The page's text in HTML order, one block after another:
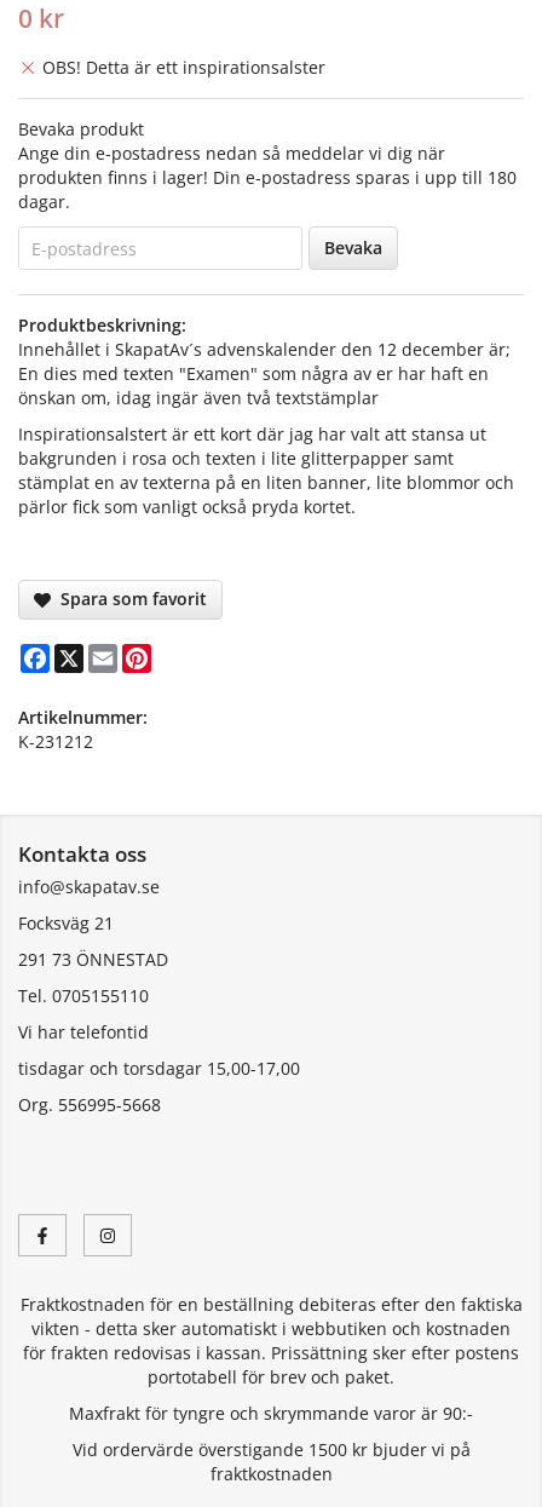
0 kr
OBS! Detta är ett inspirationsalster
Bevaka produkt
Ange din e-postadress nedan så meddelar vi dig när
produkten finns i lager! Din e-postadress sparas i upp till 180
dagar.
Bevaka
Produktbeskrivning:
Innehållet i SkapatAv´s advenskalender den 12 december är;
En dies med texten "Examen" som några av er har haft en
önskan om, idag ingär även två textstämplar
Inspirationsalstert är ett kort där jag har valt att stansa ut
bakgrunden i rosa och texten i lite glitterpapper samt
stämplat en av texterna på en liten banner, lite blommor och
pärlor fick som vanligt också pryda kortet.
Spara som favorit
Facebook
X Email
Artikelnummer:
K-231212
Kontakta oss
info@skapatav.se
Focksväg 21
291 73 ÖNNESTAD
Tel. 0705155110
Vi har telefontid
tisdagar och torsdagar 15,00-17,00
Org. 556995-5668
Fraktkostnaden för en beställning debiteras efter den faktiska
vikten - detta sker automatiskt i webbutiken och kostnaden
för frakten redovisas i kassan. Prissättning sker efter postens
portotabell för brev och paket.
Maxfrakt för tyngre och skrymmande varor är 90:-
Vid ordervärde överstigande 1500 kr bjuder vi på
fraktkostnaden